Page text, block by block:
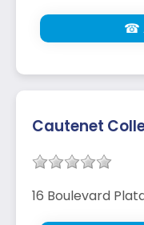
☎
Cautenet
16 Boulevard